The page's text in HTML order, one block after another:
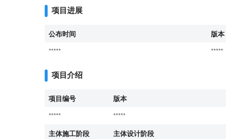
项目进展
公布时间 版本
*****
*****
项目介绍
项目编号 版本
*****
*****
主体施工阶段
主体设计阶段